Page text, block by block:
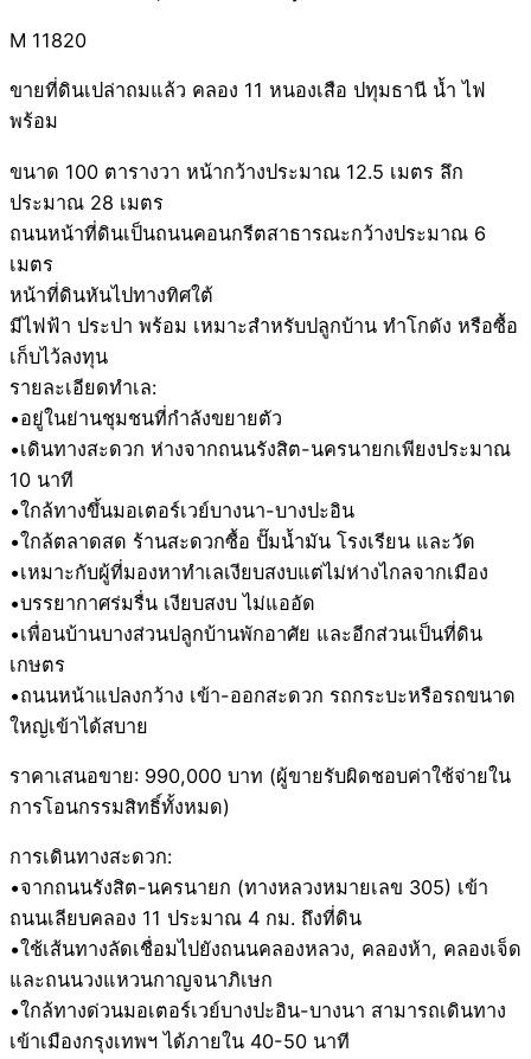
M 11820
ขายที่ดินเปล่าถมแล้ว คลอง 11 หนองเสือ ปทุมธานี น้ำ ไฟ
พร้อม
ขนาด 100 ตารางวา หน้ากว้างประมาณ 12.5 เมตร ลึก
ประมาณ 28 เมตร
ถนนหน้าที่ดินเป็นถนนคอนกรีตสาธารณะกว้างประมาณ 6
เมตร
หน้าที่ดินหันไปทางทิศใต้
มีไฟฟ้า ประปา พร้อม เหมาะสำหรับปลูกบ้าน ทำโกดัง หรือซื้อ
เก็บไว้ลงทุน
รายละเอียดทำเล:
•อยู่ในย่านชุมชนที่กำลังขยายตัว
•เดินทางสะดวก ห่างจากถนนรังสิต-นครนายกเพียงประมาณ
10 นาที
•ใกล้ทางขึ้นมอเตอร์เวย์บางนา-บางปะอิน
•ใกล้ตลาดสด ร้านสะดวกซื้อ ปั๊มน้ำมัน โรงเรียน และวัด
•เหมาะกับผู้ที่มองหาทำเลเงียบสงบแต่ไม่ห่างไกลจากเมือง
•บรรยากาศร่มรื่น เงียบสงบ ไม่แออัด
•เพื่อนบ้านบางส่วนปลูกบ้านพักอาศัย และอีกส่วนเป็นที่ดิน
เกษตร
•ถนนหน้าแปลงกว้าง เข้า-ออกสะดวก รถกระบะหรือรถขนาด
ใหญ่เข้าได้สบาย
ราคาเสนอขาย: 990,000 บาท (ผู้ขายรับผิดชอบค่าใช้จ่ายใน
การโอนกรรมสิทธิ์ทั้งหมด)
การเดินทางสะดวก:
•จากถนนรังสิต-นครนายก (ทางหลวงหมายเลข 305) เข้า
ถนนเลียบคลอง 11 ประมาณ 4 กม. ถึงที่ดิน
•ใช้เส้นทางลัดเชื่อมไปยังถนนคลองหลวง, คลองห้า, คลองเจ็ด
และถนนวงแหวนกาญจนาภิเษก
•ใกล้ทางด่วนมอเตอร์เวย์บางปะอิน-บางนา สามารถเดินทาง
เข้าเมืองกรุงเทพฯ ได้ภายใน 40-50 นาที